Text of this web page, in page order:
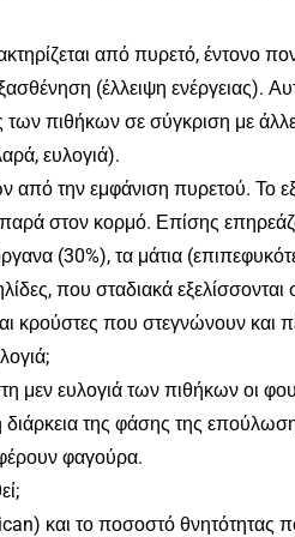
από πυρετό, έντονο
(έλλειψη ενέργειας).
των πιθήκων σε σύγκριση με
ευλογιά).
την εμφάνιση πυρετού. Το
στον κορμό. Επίσης
(30%), τα μάτια
που σταδιακά εξελίσσονται
κρούστες που στεγνώνουν και
μεν ευλογιά των πιθήκων οι
της φάσης της
φαγούρα.
και το ποσοστό θνητότητας